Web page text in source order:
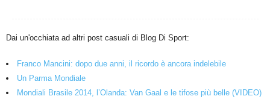
Dai un'occhiata ad altri post casuali di Blog Di Sport:
Franco Mancini: dopo due anni, il ricordo è ancora indelebile
Un Parma Mondiale
Mondiali Brasile 2014, l’Olanda: Van Gaal e le tifose più belle (VIDEO)